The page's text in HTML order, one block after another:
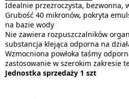
Idealnie przezroczysta, bezwonna,
Grubość 40 mikronów, pokryta
na bazie wody
Nie zawiera rozpuszczalników
substancja klejąca odporna na
Wzmocniona powłoka taśmy
zastosowanie w szerokim zakresie
Jednostka sprzedaży 1 szt